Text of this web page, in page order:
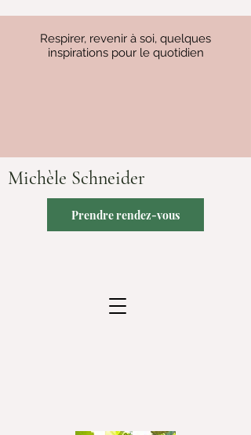
Respirer, revenir à soi, quelques
inspirations pour le quotidien
Michèle Schneider
Prendre rendez-vous